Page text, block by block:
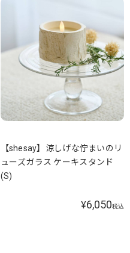
【shesay】涼しげな佇まいのリ
ューズガラス ケーキスタンド
(S)
¥6,050税込